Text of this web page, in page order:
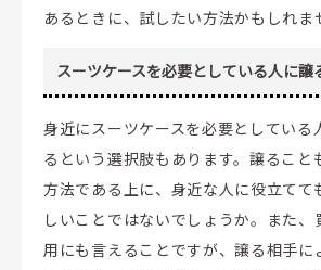
あるときに、試したい方法かもしれま
スーツケースを必要としている人に譲
身近にスーツケースを必要としている
るという選択肢もあります。譲ること
方法である上に、身近な人に役立てて
しいことではないでしょうか。また、
用にも言えることですが、譲る相手に